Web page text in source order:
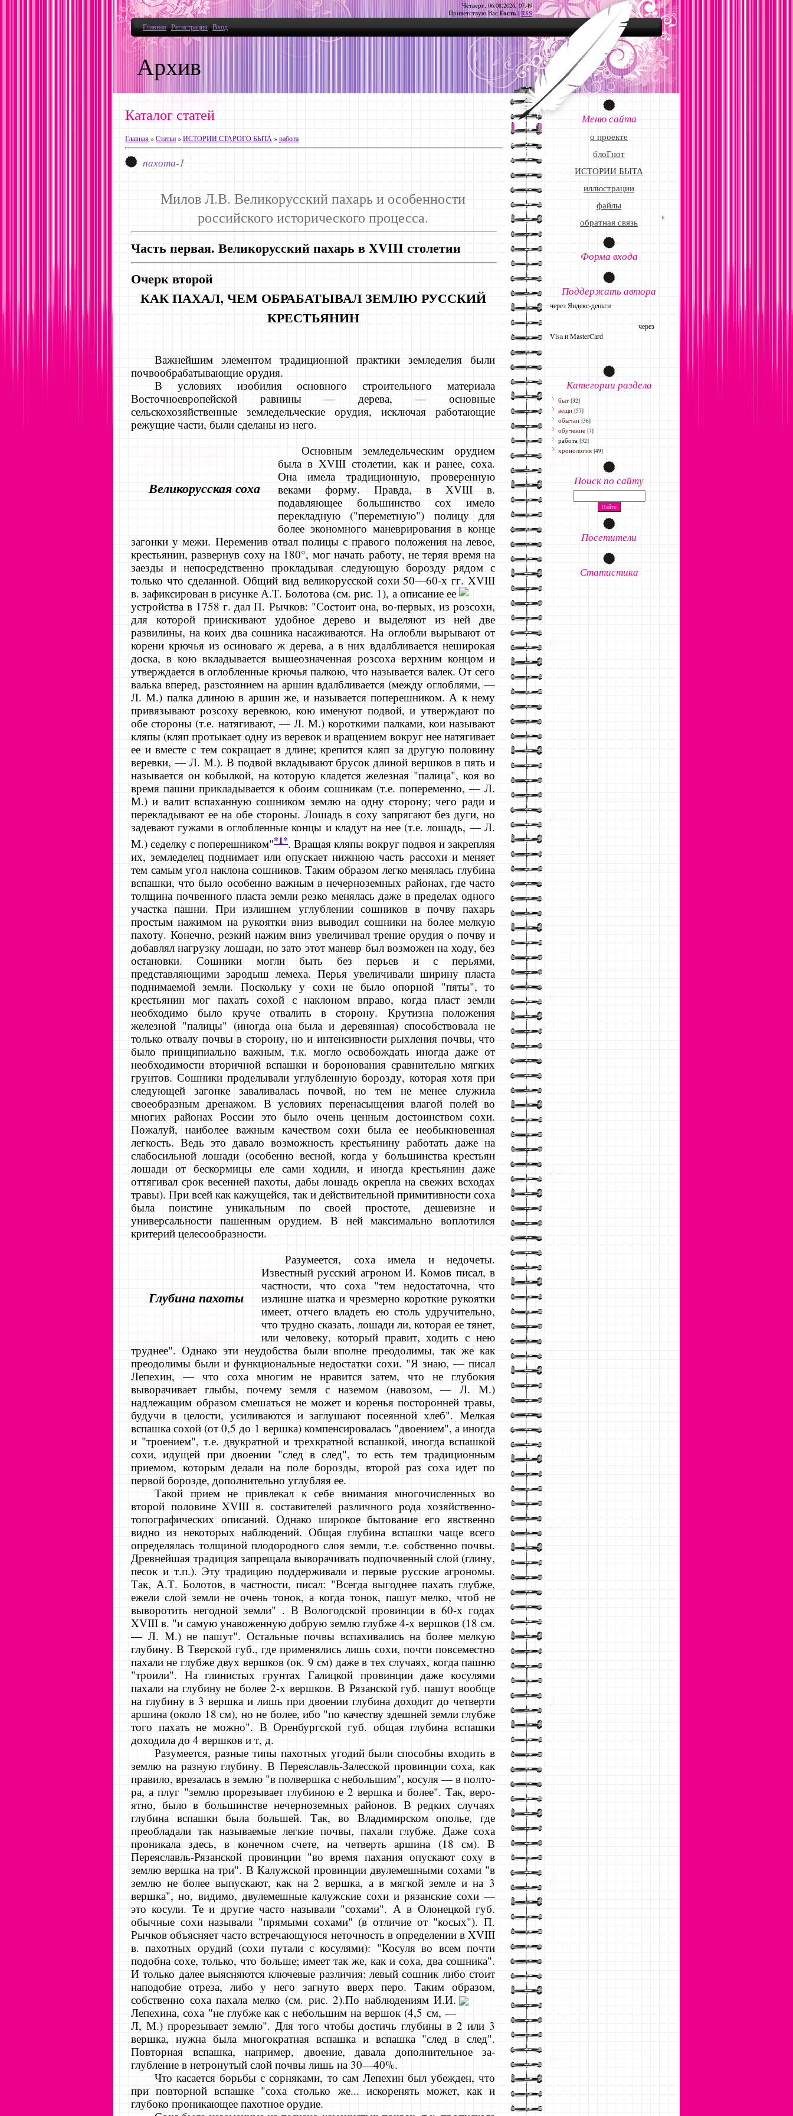
Четверг, 06.08.2026, 07:49
Приветствую Вас Гость | RSS
Архив
Главная|Регистрация|Вход
Каталог статей
Главная»Статьи»ИСТОРИИ СТАРОГО БЫТА »работа
пахота-1
Милов Л.В. Великорусский пахарь и особенности
российского исторического процесса.
Часть первая. Великорусский пахарь в XVIII столетии
Очерк второй
КАК ПАХАЛ, ЧЕМ ОБРАБАТЫВАЛ ЗЕМЛЮ РУССКИЙ
КРЕСТЬЯНИН
Важнейшим элементом традиционной практики земледелия были
почво­обрабатывающие орудия.
В условиях изобилия основного строительного материала
Восточноевро­пейской равнины — дерева, — основные
сельскохозяйственные земледельче­ские орудия, исключая работающие
режущие части, были сделаны из него.
Великорусская соха
Основным земледельческим орудием
была в XVIII столетии, как и ранее, соха.
Она име­ла традиционную, проверенную
веками фор­му. Правда, в XVIII в.
подавляющее большинство сох имело
перекладную ("переметную") полицу для
более экономного маневрирования в конце
за­гонки у межи. Переменив отвал полицы с правого положения на левое,
кре­стьянин, развернув соху на 180°, мог начать работу, не теряя время на
заез­ды и непосредственно прокладывая следующую борозду рядом с
только что сделанной. Общий вид великорусской сохи 50—60-х гг. XVIII
в. зафикси­рован в рисунке А.Т. Болотова (см. рис. 1), а описание ее
устройства в 1758 г. дал П. Рычков: "Состоит она, во-первых, из розсохи,
для которой приискивают удобное дерево и выделяют из ней две
развилины, на коих два сошника насаживаются. На оглобли вырывают от
корени крючья из осиноваго ж дерева, а в них вдалбливается неширокая
доска, в кою вкладывается вышеозначенная розсоха верхним концом и
утверждается в оглобленные крючья палкою, что называется валек. От сего
валька вперед, разстоянием на аршин вдалбливается (между оглоблями, —
Л. М.) палка длиною в ар­шин же, и называется поперешником. А к нему
привязывают розсоху верев­кою, кою именуют подвой, и утверждают по
обе стороны (т.е. натягивают, — Л. М.) короткими палками, кои называют
кляпы (кляп протыкает одну из веревок и вращением вокруг нее натягивает
ее и вместе с тем сокращает в длине; крепится кляп за другую половину
веревки, — Л. М.). В подвой вкладывают брусок длиной вершков в пять и
называется он кобылкой, на которую кладется железная "палица", коя во
время пашни прикладывается к обоим сошникам (т.е. попеременно, — Л.
М.) и валит вспаханную сошни­ком землю на одну сторону; чего ради и
перекладывают ее на обе стороны. Лошадь в соху запрягают без дуги, но
задевают гужами в оглобленные кон­цы и кладут на нее (т.е. лошадь, — Л.
М.) седелку с поперешником"*1*. Вращая кляпы вокруг подвоя и закрепляя
их, земледелец поднимает или опускает нижнюю часть рассохи и меняет
тем самым угол наклона сошни­ков. Таким образом легко менялась глубина
вспашки, что было особенно важным в нечерноземных районах, где часто
толщина почвенного пласта земли резко менялась даже в пределах одного
участка пашни. При излиш­нем углублении сошников в почву пахарь
простым нажимом на рукоятки вниз выводил сошники на более мелкую
пахоту. Конечно, резкий нажим вниз увеличивал трение орудия о почву и
добавлял нагрузку лошади, но за­то этот маневр был возможен на ходу, без
остановки. Сошники могли быть без перьев и с перьями,
представляющими зародыш лемеха. Перья увеличивали ширину пласта
поднимаемой земли. Поскольку у сохи не было опорной "пяты", то
крестьянин мог пахать сохой с наклоном вправо, когда пласт земли
необходимо было круче отвалить в сторону. Крутизна положе­ния
железной "палицы" (иногда она была и деревянная) способствовала не
только отвалу почвы в сторону, но и интенсивности рыхления почвы, что
было принципиально важным, т.к. могло освобождать иногда даже от
необ­ходимости вторичной вспашки и боронования сравнительно мягких
грунтов. Сошники проделывали углубленную борозду, которая хотя при
следующей загонке заваливалась почвой, но тем не менее служила
своеобразным дренажом. В условиях перенасыщения влагой полей во
многих районах России это было очень ценным достоинством сохи.
Пожалуй, наиболее важным ка­чеством сохи была ее необыкновенная
легкость. Ведь это давало возможность крестьянину работать даже на
слабосильной лошади (особенно весной, когда у большинства крестьян
лошади от бескормицы еле сами ходили, и иногда крестьянин даже
оттягивал срок весенней пахоты, дабы лошадь окре­пла на свежих всходах
травы). При всей как кажущейся, так и действитель­ной примитивности соха
была поистине уникальным по своей простоте, де­шевизне и
универсальности пашенным орудием. В ней максимально вопло­тился
критерий целесообразности.
Глубина пахоты
Разумеется, соха имела и недочеты.
Известный русский агроном И. Комов писал, в
част­ности, что соха "тем недостаточна, что
излиш­не шатка и чрезмерно короткие рукоятки
имеет, отчего владеть ею столь удручительно,
что трудно сказать, лошади ли, которая ее тянет,
или человеку, который правит, ходить с нею
труднее". Однако эти неудобства были вполне преодолимы, так же как
преодолимы были и функциональные недос­татки сохи. "Я знаю, — писал
Лепехин, — что соха многим не нравится затем, что не глубокия
выворачивает глыбы, почему земля с наземом (навозом, — Л. М.)
надлежащим образом смешаться не может и коренья посто­ронней травы,
будучи в целости, усиливаются и заглушают посеянной хлеб". Мелкая
вспашка сохой (от 0,5 до 1 вершка) компенсировалась "двоением", а иногда
и "троением", т.е. двукратной и трехкратной вспаш­кой, иногда вспашкой
сохи, идущей при двоении "след в след", то есть тем традиционным
приемом, которым делали на поле борозды, второй раз соха идет по
первой борозде, дополнительно углубляя ее.
Такой прием не привлекал к себе внимания многочисленных во
второй половине XVIII в. составителей различного рода хозяйственно-
топографиче­ских описаний. Однако широкое бытование его явственно
видно из некото­рых наблюдений. Общая глубина вспашки чаще всего
определялась толщи­ной плодородного слоя земли, т.е. собственно почвы.
Древнейшая традиция запрещала выворачивать подпочвенный слой (глину,
песок и т.п.). Эту тра­дицию поддерживали и первые русские агрономы.
Так, А.Т. Болотов, в частности, писал: "Всегда выгоднее пахать глубже,
ежели слой земли не очень тонок, а когда тонок, пашут мелко, чтоб не
выворотить негодной земли" . В Вологодской провинции в 60-х годах
XVIII в. "и самую унавоженную добрую землю глубже 4-х вершков (18 см.
— Л. М.) не пашут". Остальные почвы вспахивались на более мелкую
глубину. В Тверской губ., где приме­нялись лишь сохи, почти повсеместно
пахали не глубже двух вершков (ок. 9 см) даже в тех случаях, когда пашню
"троили". На глинистых грунтах Галицкой провинции даже косулями
пахали на глубину не более 2-х вершков. В Рязанской губ. пашут вообще
на глубину в 3 вершка и лишь при двоении глубина доходит до четверти
аршина (около 18 см), но не более, ибо "по качеству здешней земли глубже
того пахать не можно". В Оренбургской губ. общая глубина вспашки
доходила до 4 вершков и т, д.
Разумеется, разные типы пахотных угодий были способны входить в
землю на разную глубину. В Переяславль-Залесской провинции соха, как
правило, врезалась в землю "в полвершка с небольшим", косуля — в полто­
ра, а плуг "землю прорезывает глубиною е 2 вершка и более". Так, веро­
ятно, было в большинстве нечерноземных районов. В редких случаях
глуби­на вспашки была большей. Так, во Владимирском ополье, где
преобладали так называемые легкие почвы, пахали глубже. Даже соха
проникала здесь, в конечном счете, на четверть аршина (18 см). В
Переяславль-Рязанской провинции "во время пахания опускают соху в
землю вершка на три". В Калужской провинции двулемешными сохами "в
землю не более выпускают, как на 2 вершка, а в мягкой земле и на 3
вершка", но, видимо, двулемешные калужские сохи и рязанские сохи —
это косули. Те и другие часто на­зывали "сохами". А в Олонецкой губ.
обычные сохи называли "прямыми сохами" (в отличие от "косых"). П.
Рычков объясняет часто встречаю­щуюся неточность в определении в XVIII
в. пахотных орудий (сохи путали с косулями): "Косуля во всем почти
подобна сохе, только, что больше; име­ет так же, как и соха, два сошника".
И только далее выясняются ключевые различия: левый сошник либо стоит
наподобие отреза, либо у него загнуто вверх перо. Таким образом,
собственно соха пахала мелко (см. рис. 2).По наблюдениям И.И.
Лепехина, соха "не глубже как с небольшим на вершок (4,5 см, —
Л, М.) прорезывает землю". Для того чтобы достичь глуби­ны в 2 или 3
вершка, нужна была многократная вспашка и вспашка "след в след".
Повторная вспашка, например, двоение, давала дополнительное за­
глубление в нетронутый слой почвы лишь на 30—40%.
Что касается борьбы с сорняками, то сам Лепехин был убежден, что
при повторной вспашке "соха столько же... искоренять может, как и
глубоко проникающее пахотное орудие.
Меню сайта
о проекте
блоГнот
ИСТОРИИ БЫТА
иллюстрации
файлы
обратная связь
Форма входа
Поддержать автора
через Яндекс-деньги
через
Visa и MasterCard
Категории раздела
быт [32]
вещи [57]
обычаи [36]
обучение [7]
работа [32]
хронология [49]
Поиск по сайту
Посетители
Статистика